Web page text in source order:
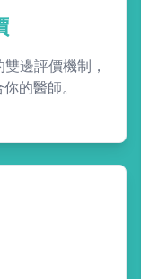
邊評價機制，
的醫師。